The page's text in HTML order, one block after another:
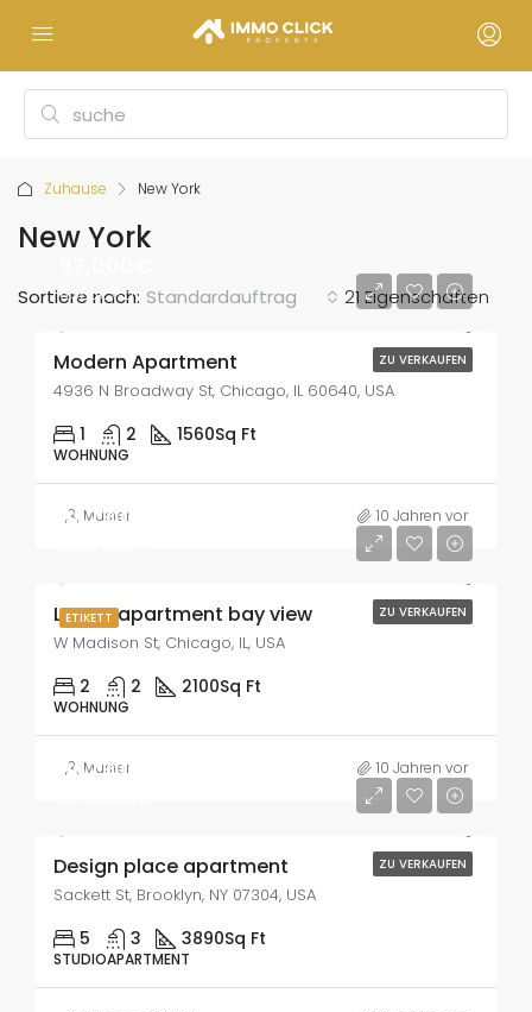
Zuhause New York
New York
21 Eigenschaften
Sortiere nach: Standardauftrag
ZU VERKAUFEN
6,350€/sq ft
Modern Apartment
4936 N Broadway St, Chicago, IL 60640, USA
1 2 1560Sq Ft
WOHNUNG
Muster 10 Jahren vor
ETIKETT ZU VERKAUFEN
987,000€
Luxury apartment bay view
W Madison St, Chicago, IL, USA
2 2 2100Sq Ft
WOHNUNG
Muster 10 Jahren vor
ZU VERKAUFEN
967,000€
Design place apartment
Sackett St, Brooklyn, NY 07304, USA
5 3 3890Sq Ft
STUDIOAPARTMENT